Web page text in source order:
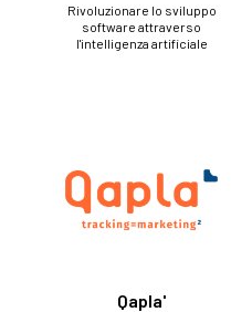
Rivoluzionare lo sviluppo
software attraverso
l'intelligenza artificiale
Qapla'